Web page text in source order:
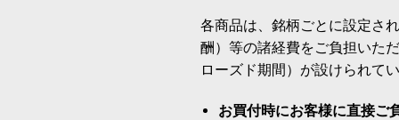
各商品は、銘柄ごとに設定さ
酬）等の諸経費をご負担いた
ローズド期間）が設けられて
お買付時にお客様に直接ご